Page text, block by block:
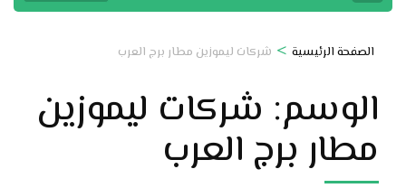
الصفحة الرئيسية > شركات ليموزين مطار برج العرب
الوسم: شركات ليموزين
مطار برج العرب